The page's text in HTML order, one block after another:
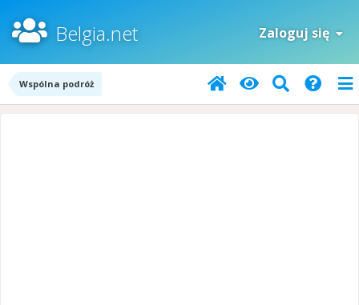
Belgia.net Zaloguj się
Wspólna podróż